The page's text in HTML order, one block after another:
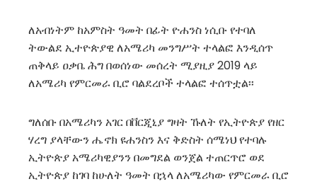
ለአብነትም ከአምስት ዓመት በፊት ዮሐንስ ነሲቡ የተባለ
ትውልደ ኢተዮጵያዊ ለአሜሪካ መንግሥት ተላልፎ እንዲሰጥ
ጠቅላይ ዐቃቤ ሕግ በወሰነው መሰረት ሚያዚያ 2019 ላይ
ለአሜሪካ የምርመራ ቢሮ ባልደረቦች ተላልፎ ተሰጥቷል፡፡
ግለሰቡ በአሜሪካን አገር በቨርጂኒያ ግዛት ኹለት የኢትዮጵያ የዘር
ሃረግ ያላቸውን ሔኖክ ዩሐንስን እና ቅድስት ሰሜነህ የተባሉ
ኢትዮጵያ አሜሪካዊያንን በመግደል ወንጀል ተጠርጥሮ ወደ
ኢትዮጵያ ከገባ ከሁለት ዓመት በኋላ ለአሜሪካው የምርመራ ቢሮ